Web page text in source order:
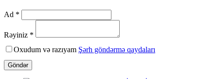
Ad *
Rəyiniz *
Oxudum və razıyam Şərh göndərmə qaydaları
Göndər